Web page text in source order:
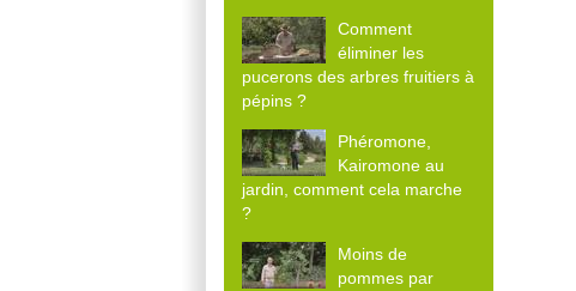
Comment
éliminer les
pucerons des arbres fruitiers à
pépins ?
Phéromone,
Kairomone au
jardin, comment cela marche
?
Moins de
pommes par